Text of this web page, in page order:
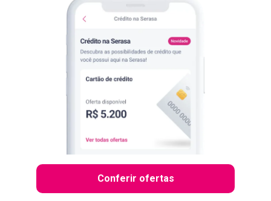
Conferir ofertas